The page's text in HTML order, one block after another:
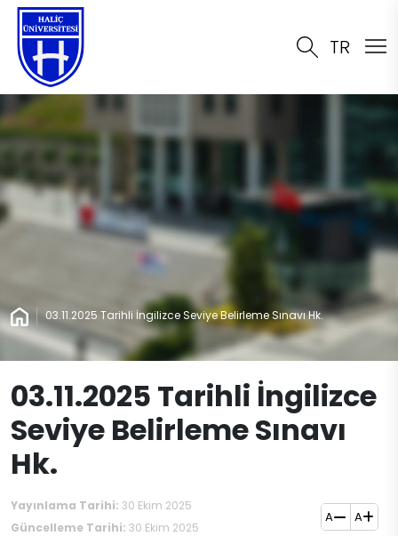
TR
03.11.2025 Tarihli İngilizce Seviye Belirleme Sınavı Hk.
03.11.2025 Tarihli İngilizce
Seviye Belirleme Sınavı
Hk.
Yayınlama Tarihi: 30 Ekim 2025
Güncelleme Tarihi: 30 Ekim 2025
A A